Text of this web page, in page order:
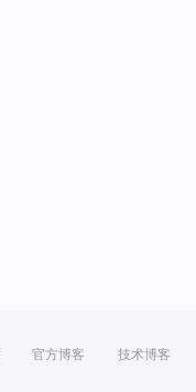
官方博客 技术博客